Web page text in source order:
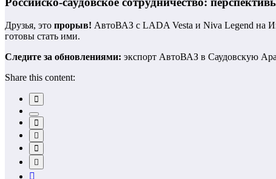
Друзья, это прорыв! АвтоВАЗ с LADA Vesta и Niva Legend на
готовы стать ими.
Следите за обновлениями: экспорт АвтоВАЗ в Саудовскую
Share this content: